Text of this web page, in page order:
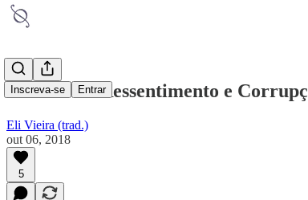
Inscreva-se Entrar
Estudos de Ressentimento e
Eli Vieira (trad.)
out 06, 2018
5